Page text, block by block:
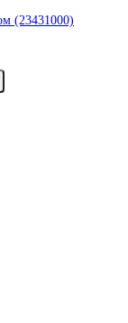
(23431000)